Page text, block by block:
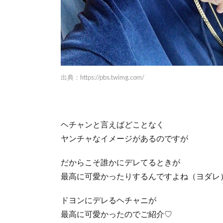
出典： https://pbs.twimg.com/
ヘチャンと言えばどことなく
ヤンチャなイメージがあるのですが
だからこそ誰かにデレてるときが
最高に可愛かったりするんですよね（ヨダレ
ドヨンにデレるヘチャニが
最高に可愛かったのでご紹介♡